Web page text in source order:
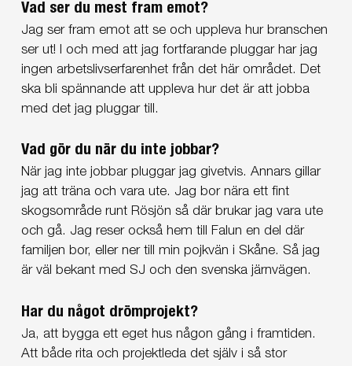
Vad ser du mest fram emot?
Jag ser fram emot att se och uppleva hur branschen
ser ut! I och med att jag fortfarande pluggar har jag
ingen arbetslivserfarenhet från det här området. Det
ska bli spännande att uppleva hur det är att jobba
med det jag pluggar till.
Vad gör du när du inte jobbar?
När jag inte jobbar pluggar jag givetvis. Annars gillar
jag att träna och vara ute. Jag bor nära ett fint
skogsområde runt Rösjön så där brukar jag vara ute
och gå. Jag reser också hem till Falun en del där
familjen bor, eller ner till min pojkvän i Skåne. Så jag
är väl bekant med SJ och den svenska järnvägen.
Har du något drömprojekt?
Ja, att bygga ett eget hus någon gång i framtiden.
Att både rita och projektleda det själv i så stor